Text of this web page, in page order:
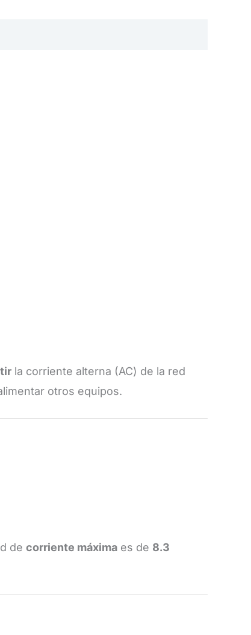
la corriente alterna (AC) de la red
otros equipos.
de corriente máxima es de 8.3